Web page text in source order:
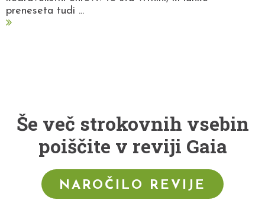
preneseta tudi ...
Še več strokovnih vsebin
poiščite v reviji Gaia
NAROČILO REVIJE